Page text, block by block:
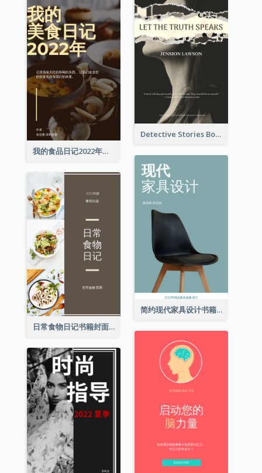
Detective Stories Book Cover
我的食品日记2022年书籍封面
简约现代家具设计书籍封面
日常食物日记书籍封面